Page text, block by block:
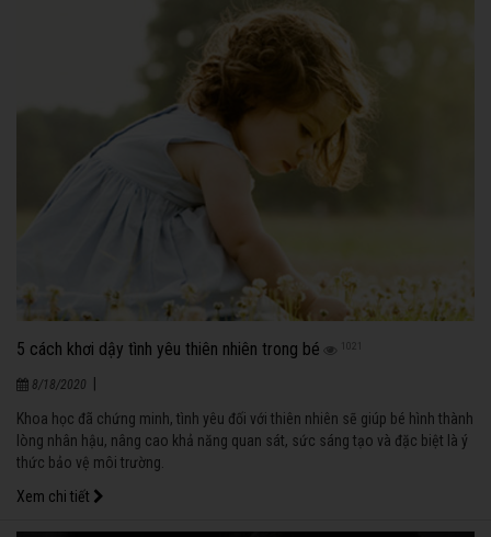
5 cách khơi dậy tình yêu thiên nhiên trong bé
8/18/2020
Khoa học đã chứng minh, tình yêu đối với thiên nhiên sẽ giúp bé hình thành
lòng nhân hậu, nâng cao khả năng quan sát, sức sáng tạo và đặc biệt là ý
thức bảo vệ môi trường.
Xem chi tiết